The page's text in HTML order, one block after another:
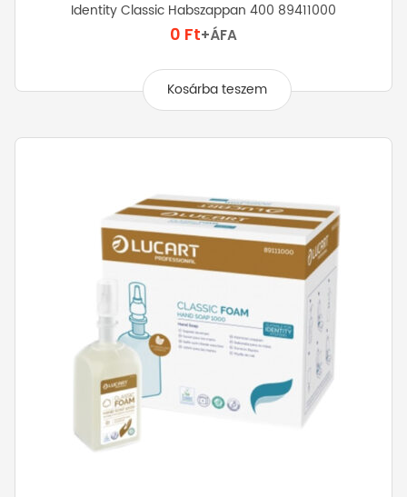
Identity Classic Habszappan 400 89411000
0 Ft+ÁFA
Kosárba teszem